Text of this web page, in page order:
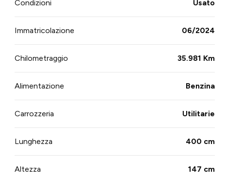
Condizioni Usato
Immatricolazione 06/2024
Chilometraggio 35.981 Km
Alimentazione Benzina
Carrozzeria Utilitarie
Lunghezza 400 cm
Altezza 147 cm